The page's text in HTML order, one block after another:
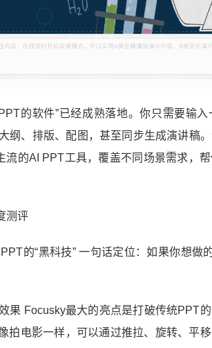
的软件”已经成熟落地。你只需要输
纲、排版、配图，甚至同步生成演讲稿
流的AI PPT工具，覆盖不同场景需求，
测评
的“黑科技” 一句话定位：如果你想做
果 Focusky最大的亮点是打破传统PPT
拍电影一样，可以通过推拉、旋转、平